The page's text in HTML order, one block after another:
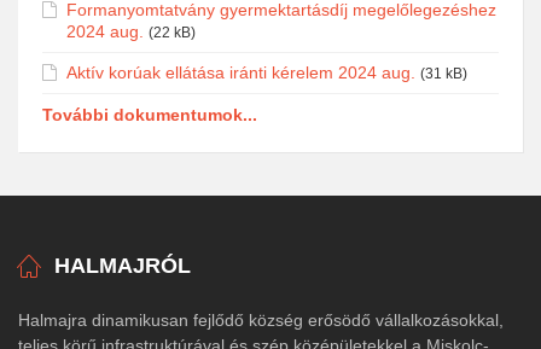
Formanyomtatvány gyermektartásdíj megelőlegezéshez
2024 aug.
(22 kB)
Aktív korúak ellátása iránti kérelem 2024 aug. (31 kB)
További dokumentumok...
HALMAJRÓL
Halmajra dinamikusan fejlődő község erősödő vállalkozásokkal,
teljes körű infrastruktúrával és szép középületekkel a Miskolc-